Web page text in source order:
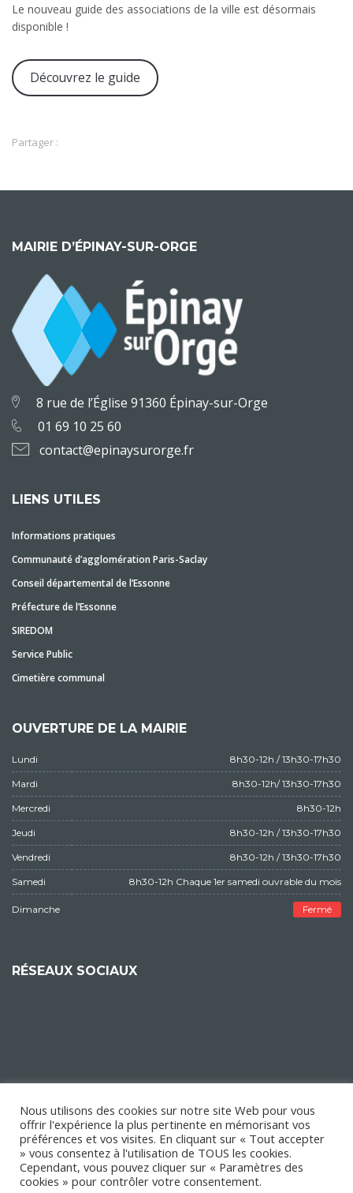
Le nouveau guide des associations de la ville est désormais
disponible !
Découvrez le guide
Partager :
MAIRIE D’ÉPINAY-SUR-ORGE
8 rue de l’Église 91360 Épinay-sur-Orge
01 69 10 25 60
contact@epinaysurorge.fr
LIENS UTILES
Informations pratiques
Communauté d’agglomération Paris-Saclay
Conseil départemental de l’Essonne
Préfecture de l’Essonne
SIREDOM
Service Public
Cimetière communal
OUVERTURE DE LA MAIRIE
Lundi 8h30-12h / 13h30-17h30
Mardi 8h30-12h/ 13h30-17h30
Mercredi 8h30-12h
Jeudi 8h30-12h / 13h30-17h30
Vendredi 8h30-12h / 13h30-17h30
Samedi 8h30-12h Chaque 1er samedi ouvrable du mois
Dimanche Fermé
RÉSEAUX SOCIAUX
Nous utilisons des cookies sur notre site Web pour vous
offrir l'expérience la plus pertinente en mémorisant vos
préférences et vos visites. En cliquant sur « Tout accepter
» vous consentez à l'utilisation de TOUS les cookies.
Cependant, vous pouvez cliquer sur « Paramètres des
cookies » pour contrôler votre consentement.